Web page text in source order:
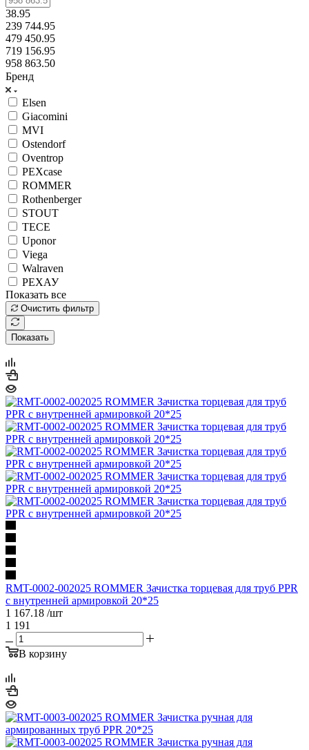
38.95
239 744.95
479 450.95
719 156.95
958 863.50
Бренд
Elsen
Giacomini
MVI
Ostendorf
Oventrop
PEXcase
ROMMER
Rothenberger
STOUT
TECE
Uponor
Viega
Walraven
РЕХАУ
Показать все
Очистить фильтр
Показать
RMT-0002-002025 ROMMER Зачистка торцевая для труб PPR
с внутренней армировкой 20*25
1 167.18 /шт
1 191
В корзину